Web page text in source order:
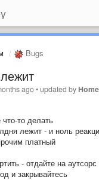
Bugs
ago•updated by
то делать
лежит - и ноль
платный
- отдайте на аутсорс
и закрывайтесь